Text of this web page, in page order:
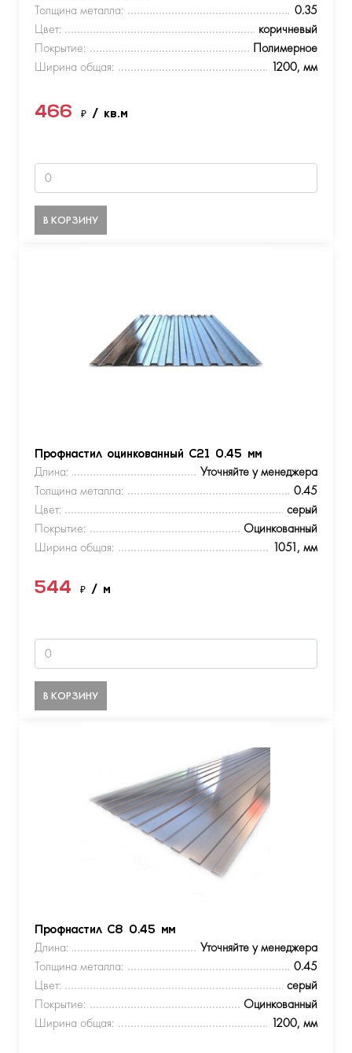
Толщина металла:
0.35
Цвет:
коричневый
Покрытие:
Полимерное
Ширина общая:
1200, мм
466 ₽ / кв.м
В КОРЗИНУ
Профнастил оцинкованный С21 0.45 мм
Длина:
Уточняйте у менеджера
Толщина металла:
0.45
Цвет:
серый
Покрытие:
Оцинкованный
Ширина общая:
1051, мм
544 ₽ / м
В КОРЗИНУ
Профнастил С8 0.45 мм
Длина:
Уточняйте у менеджера
Толщина металла:
0.45
Цвет:
серый
Покрытие:
Оцинкованный
Ширина общая:
1200, мм